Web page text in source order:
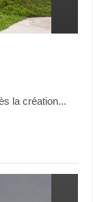
la création...